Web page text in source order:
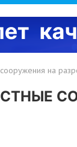
на